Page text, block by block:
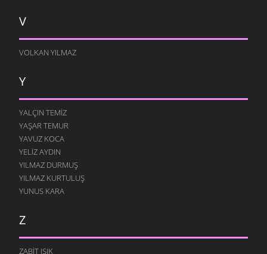
V
VOLKAN YILMAZ
Y
YALÇIN TEMIZ
YAŞAR TEMUR
YAVUZ KOCA
YELIZ AYDIN
YILMAZ DURMUŞ
YILMAZ KURTULUŞ
YUNUS KARA
Z
ZABIT IŞIK